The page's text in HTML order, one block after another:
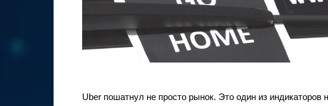
Uber пошатнул не просто рынок. Это один из